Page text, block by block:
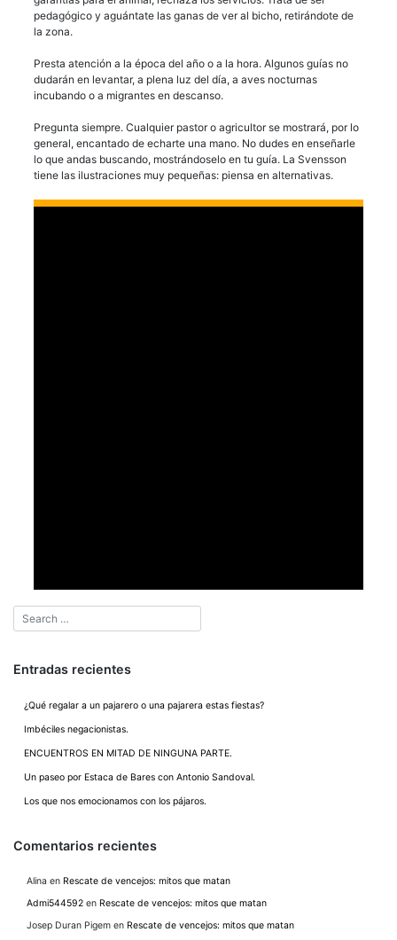
pedagógico y aguántate las ganas de ver al bicho, retirándote de
la zona.
Presta atención a la época del año o a la hora. Algunos guías no
dudarán en levantar, a plena luz del día, a aves nocturnas
incubando o a migrantes en descanso.
Pregunta siempre. Cualquier pastor o agricultor se mostrará, por lo
general, encantado de echarte una mano. No dudes en enseñarle
lo que andas buscando, mostrándoselo en tu guía. La Svensson
tiene las ilustraciones muy pequeñas: piensa en alternativas.
Entradas recientes
¿Qué regalar a un pajarero o una pajarera estas fiestas?
Imbéciles negacionistas.
ENCUENTROS EN MITAD DE NINGUNA PARTE.
Un paseo por Estaca de Bares con Antonio Sandoval.
Los que nos emocionamos con los pájaros.
Comentarios recientes
Alina en Rescate de vencejos: mitos que matan
Admi544592 en Rescate de vencejos: mitos que matan
Josep Duran Pigem en Rescate de vencejos: mitos que matan